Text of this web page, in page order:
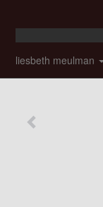
liesbeth meulman